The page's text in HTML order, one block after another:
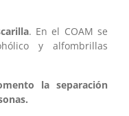
. En el COAM se
y alfombrillas
la separación